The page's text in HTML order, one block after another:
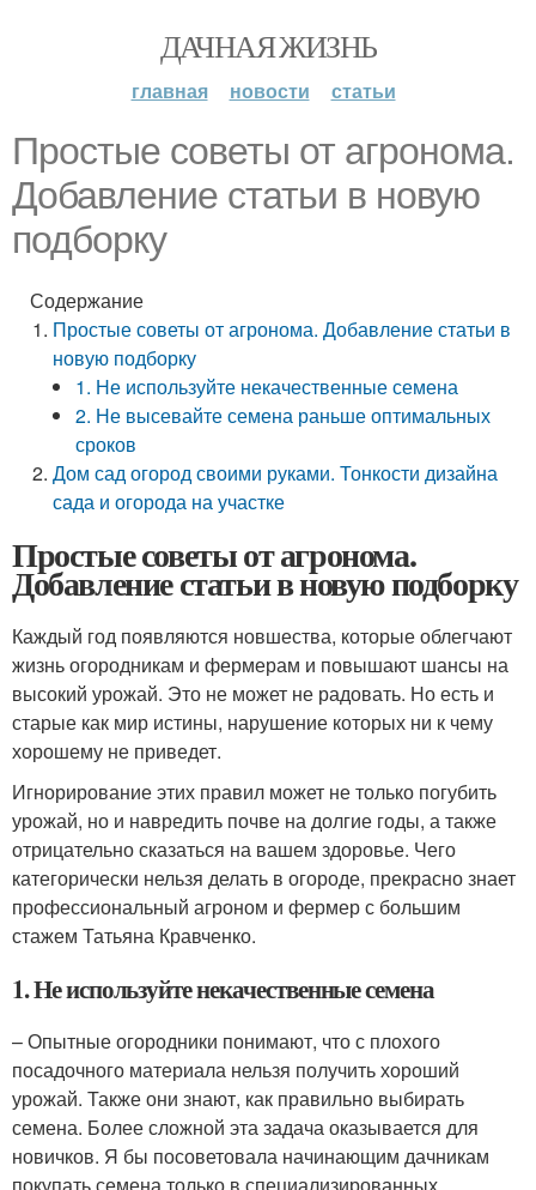
ДАЧНАЯ ЖИЗНЬ
главная новости статьи
Простые советы от агронома.
Добавление статьи в новую
подборку
Содержание
Простые советы от агронома. Добавление статьи в
новую подборку
1. Не используйте некачественные семена
2. Не высевайте семена раньше оптимальных
сроков
Дом сад огород своими руками. Тонкости дизайна
сада и огорода на участке
Простые советы от агронома.
Добавление статьи в новую подборку
Каждый год появляются новшества, которые облегчают
жизнь огородникам и фермерам и повышают шансы на
высокий урожай. Это не может не радовать. Но есть и
старые как мир истины, нарушение которых ни к чему
хорошему не приведет.
Игнорирование этих правил может не только погубить
урожай, но и навредить почве на долгие годы, а также
отрицательно сказаться на вашем здоровье. Чего
категорически нельзя делать в огороде, прекрасно знает
профессиональный агроном и фермер с большим
стажем Татьяна Кравченко.
1. Не используйте некачественные семена
– Опытные огородники понимают, что с плохого
посадочного материала нельзя получить хороший
урожай. Также они знают, как правильно выбирать
семена. Более сложной эта задача оказывается для
новичков. Я бы посоветовала начинающим дачникам